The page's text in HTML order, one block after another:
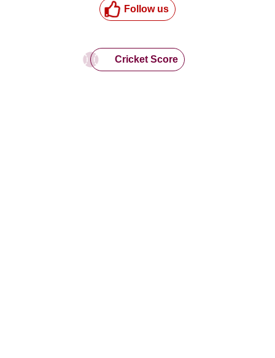
Follow us
Cricket Score